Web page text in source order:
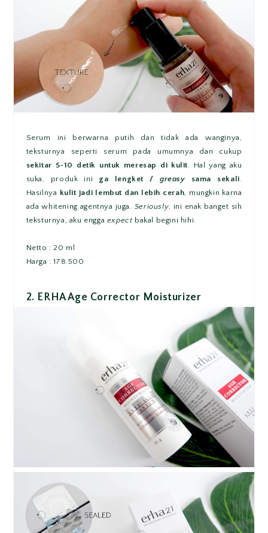
Serum ini berwarna putih dan tidak ada wanginya,
teksturnya seperti serum pada umumnya dan cukup
sekitar 5~10 detik untuk meresap di kulit. Hal yang aku
suka, produk ini ga lengket / greasy sama sekali.
Hasilnya kulit jadi lembut dan lebih cerah, mungkin karna
ada whitening agentnya juga. Seriously, ini enak banget sih
teksturnya, aku engga expect bakal begini hihi.
Netto : 20 ml
Harga : 178.500
2. ERHA Age Corrector Moisturizer